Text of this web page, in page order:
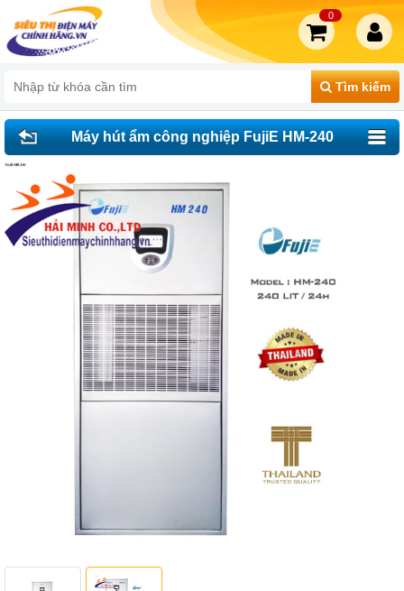
Tìm kiếm
0
Máy hút ẩm công nghiệp FujiE HM-240